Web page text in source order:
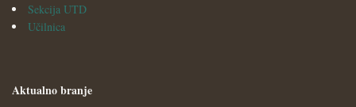
Sekcija UTD
Učilnica
Aktualno branje